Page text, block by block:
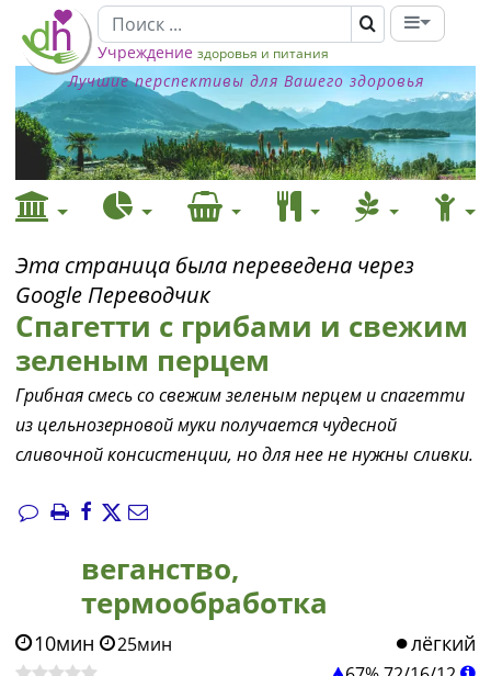
Учреждение здоровья и питания
Лучшие перспективы для Вашего здоровья
Эта страница была переведена через
Google Переводчик
Спагетти с грибами и свежим
зеленым перцем
Грибная смесь со свежим зеленым перцем и спагетти
из цельнозерновой муки получается чудесной
сливочной консистенции, но для нее не нужны сливки.
веганство,
термообработка
10мин 25мин лёгкий